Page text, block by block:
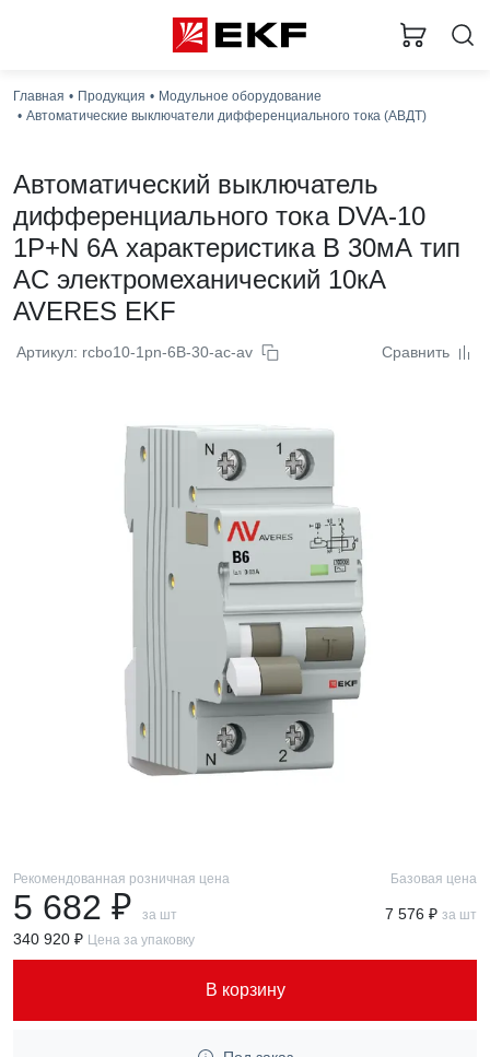
Главная Продукция
Модульное оборудование
Автоматические выключатели дифференциального тока (АВДТ)
Автоматический выключатель
дифференциального тока DVA-10
1P+N 6А характеристика B 30мА тип
AС электромеханический 10кА
AVERES EKF
Артикул: rcbo10-1pn-6B-30-ac-av Сравнить
Рекомендованная розничная цена
5 682 ₽ за шт
Базовая цена
7 576 ₽ за шт
340 920 ₽ Цена за упаковку
В корзину